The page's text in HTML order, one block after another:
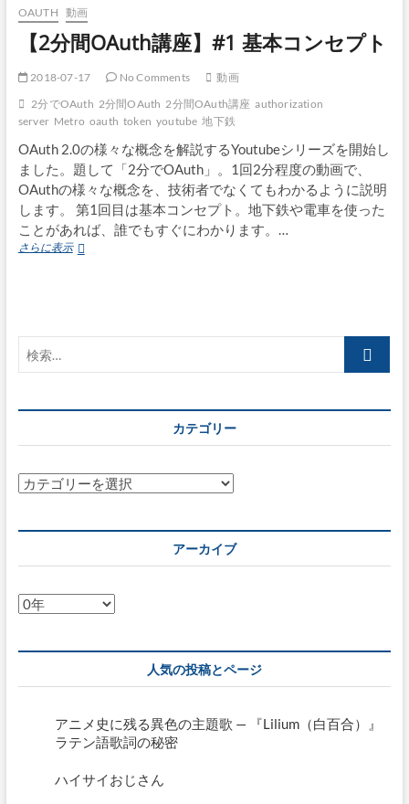
の
場
合
【２
分
OAuth
講
OAUTH 動画
【2分間OAuth講座】#1 基本コンセプト
2018-07-17 No Comments
動画
2分でOAuth 2分間OAuth 2分間OAuth講座 authorization
server Metro oauth token youtube 地下鉄
OAuth 2.0の様々な概念を解説するYoutubeシリーズを開始し
ました。題して「2分でOAuth」。1回2分程度の動画で、
OAuthの様々な概念を、技術者でなくてもわかるように説明
します。 第1回目は基本コンセプト。地下鉄や電車を使った
ことがあれば、誰でもすぐにわかります。…
さらに表示【2
ン
プ
索…
カテゴリー
カ
ー
アーカイブ
ア
ブ
人気の投稿とページ
アニメ史に残る異色の主題歌 — 『Lilium（白百合）』
ラテン語歌詞の秘密
ハイサイおじさん